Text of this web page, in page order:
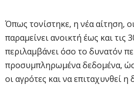
Όπως τονίστηκε, η νέα αίτηση,
παραμείνει ανοικτή έως και τις
περιλαμβάνει όσο το δυνατόν
προσυμπληρωμένα δεδομένα,
οι αγρότες και να επιταχυνθεί η